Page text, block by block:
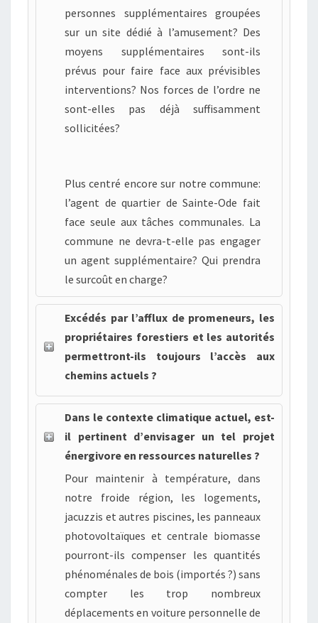
personnes supplémentaires groupées
sur un site dédié à l’amusement? Des
moyens supplémentaires sont-ils
prévus pour faire face aux prévisibles
interventions? Nos forces de l’ordre ne
sont-elles pas déjà suffisamment
sollicitées?
Plus centré encore sur notre commune:
l’agent de quartier de Sainte-Ode fait
face seule aux tâches communales. La
commune ne devra-t-elle pas engager
un agent supplémentaire? Qui prendra
le surcoût en charge?
Excédés par l’afflux de promeneurs, les
propriétaires forestiers et les autorités
permettront-ils toujours l’accès aux
chemins actuels ?
Dans le contexte climatique actuel, est-
il pertinent d’envisager un tel projet
énergivore en ressources naturelles ?
Pour maintenir à température, dans
notre froide région, les logements,
jacuzzis et autres piscines, les panneaux
photovoltaïques et centrale biomasse
pourront-ils compenser les quantités
phénoménales de bois (importés ?) sans
compter les trop nombreux
déplacements en voiture personnelle de